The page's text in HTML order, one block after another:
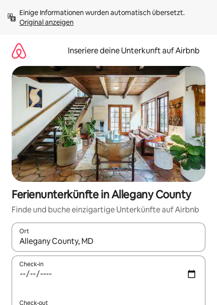
Inhalten
springenOriginal anzeigen
Inseriere deine Unterkunft auf Airbnb
Ferienunterkünfte in Allegany County
Finde und buche einzigartige Unterkünfte auf Airbnb
Ort
Wenn Ergebnisse verfügbar sind, navigiere mit den
Check-in
Check-out